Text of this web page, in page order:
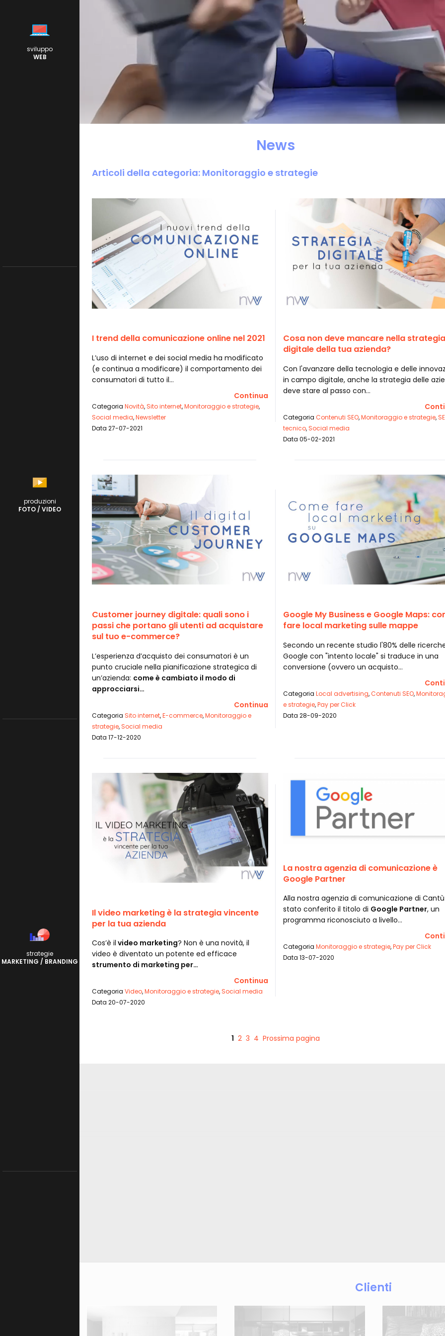
sviluppo
WEB
produzioni
FOTO / VIDEO
strategie
MARKETING / BRANDING
News
Articoli della categoria: Monitoraggio e strategie
I trend della comunicazione online nel 2021
L’uso di internet e dei social media ha modificato
(e continua a modificare) il comportamento dei
consumatori di tutto il…
Continua
Categoria Novità, Sito internet,Monitoraggio e strategie,
Social media,Newsletter
Data 27-07-2021
Cosa non deve mancare nella strategia
digitale della tua azienda?
Con l'avanzare della tecnologia e delle
in campo digitale, anche la strategia delle
deve stare al passo con…
Categoria Contenuti SEO,Monitoraggio e strategie,
tecnico, Social media
Data 05-02-2021
Customer journey digitale: quali sono i
passi che portano gli utenti ad acquistare
sul tuo e-commerce?
L’esperienza d’acquisto dei consumatori è un
punto cruciale nella pianificazione strategica di
un’azienda: come è cambiato il modo di
approcciarsi…
Continua
Categoria Sito internet,E-commerce,Monitoraggio e
strategie, Social media
Data 17-12-2020
Google My Business e Google Maps:
fare local marketing sulle mappe
Secondo un recente studio l'80% delle
Google con "intento locale" si traduce in una
conversione (ovvero un acquisto…
Categoria Local advertising,Contenuti SEO,
e strategie,Pay per Click
Data 28-09-2020
Il video marketing è la strategia vincente
per la tua azienda
Cos’è il video marketing? Non è una novità, il
video è diventato un potente ed efficace
strumento di marketing per…
Continua
Categoria Video,Monitoraggio e strategie, Social media
Data 20-07-2020
La nostra agenzia di comunicazione è
Google Partner
Alla nostra agenzia di comunicazione di
stato conferito il titolo di Google Partner, un
programma riconosciuto a livello…
Categoria Monitoraggio e strategie,Pay per Click
Data 13-07-2020
1 2 3 4 Prossima pagina
Clienti